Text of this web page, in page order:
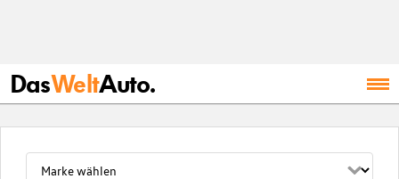
DasWeltAuto.